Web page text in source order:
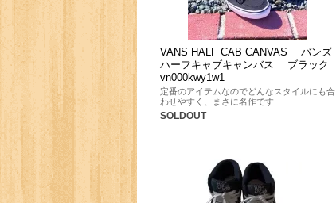
VANS HALF CAB CANVAS バンズ
ハーフキャブキャンバス ブラック
vn000kwy1w1
定番のアイテムなのでどんなスタイルにも合
わせやすく、まさに名作です
SOLDOUT